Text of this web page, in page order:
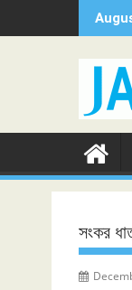
to
সংকর